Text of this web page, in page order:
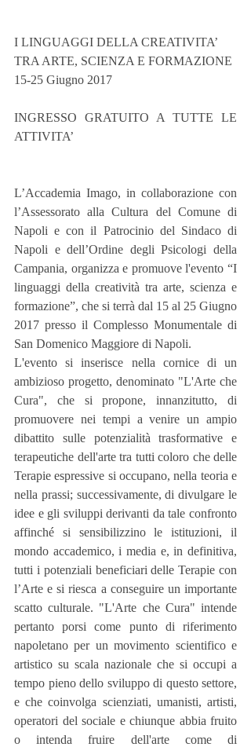
I LINGUAGGI DELLA CREATIVITA’
TRA ARTE, SCIENZA E FORMAZIONE
15-25 Giugno 2017
INGRESSO GRATUITO A TUTTE LE
ATTIVITA’
L’Accademia Imago, in collaborazione con
l’Assessorato alla Cultura del Comune di
Napoli e con il Patrocinio del Sindaco di
Napoli e dell’Ordine degli Psicologi della
Campania, organizza e promuove l'evento “I
linguaggi della creatività tra arte, scienza e
formazione”, che si terrà dal 15 al 25 Giugno
2017 presso il Complesso Monumentale di
San Domenico Maggiore di Napoli.
L'evento si inserisce nella cornice di un
ambizioso progetto, denominato "L'Arte che
Cura", che si propone, innanzitutto, di
promuovere nei tempi a venire un ampio
dibattito sulle potenzialità trasformative e
terapeutiche dell'arte tra tutti coloro che delle
Terapie espressive si occupano, nella teoria e
nella prassi; successivamente, di divulgare le
idee e gli sviluppi derivanti da tale confronto
affinché si sensibilizzino le istituzioni, il
mondo accademico, i media e, in definitiva,
tutti i potenziali beneficiari delle Terapie con
l’Arte e si riesca a conseguire un importante
scatto culturale. "L'Arte che Cura" intende
pertanto porsi come punto di riferimento
napoletano per un movimento scientifico e
artistico su scala nazionale che si occupi a
tempo pieno dello sviluppo di questo settore,
e che coinvolga scienziati, umanisti, artisti,
operatori del sociale e chiunque abbia fruito
o intenda fruire dell'arte come di